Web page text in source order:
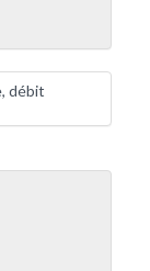
débit